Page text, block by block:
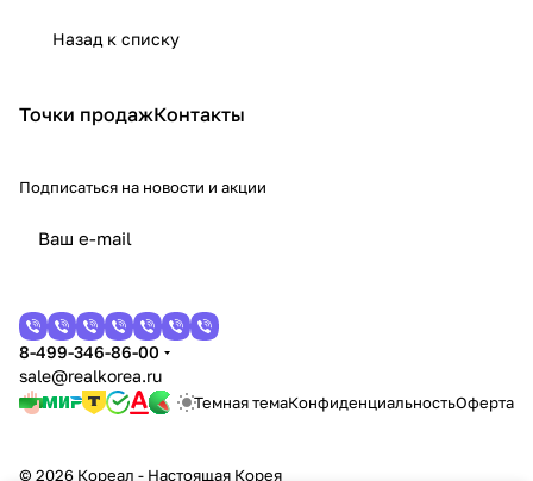
Назад к списку
Точки продажКонтакты
Подписаться на новости и акции
8-499-346-86-00
sale@realkorea.ru
Темная темаКонфиденциальностьОферта
© 2026 Кореал - Настоящая Корея